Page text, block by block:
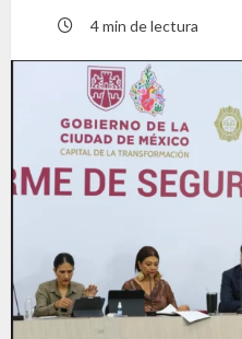
4 min de lectura